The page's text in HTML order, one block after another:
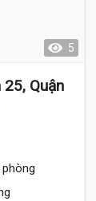
5
25, Quận
phòng